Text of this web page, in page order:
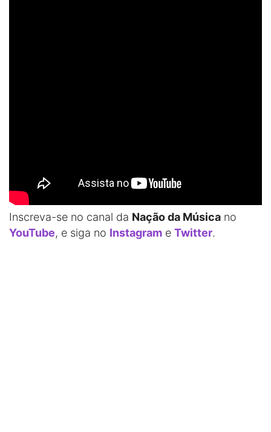
Inscreva-se no canal da Nação da Música no
YouTube, e siga no Instagram e Twitter.